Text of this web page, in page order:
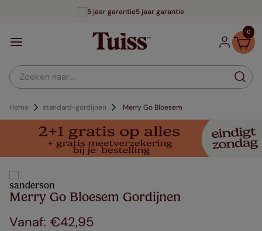
5 jaar garantie
0
Zoeken naar...
Home standard-gordijnen Merry Go Bloesem
Merry Go Bloesem Gordijnen
€42,95